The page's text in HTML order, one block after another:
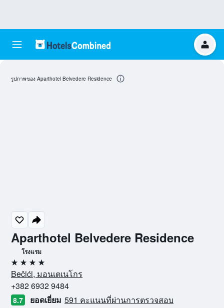
Aparthotel Belvedere Residence
โรงแรม
4 ดาว
Bečići, มอนเตเนโกร
+382 6932 9484
8.7 ยอดเยี่ยม 591 คะแนนที่ผ่านการตรวจสอบ
รูปภาพของ Aparthotel Belvedere Residence